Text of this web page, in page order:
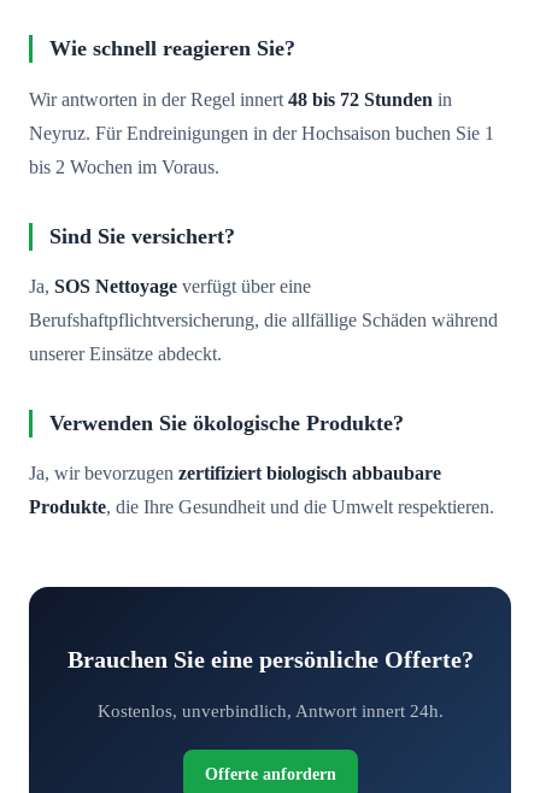
Wie schnell reagieren Sie?
Wir antworten in der Regel innert 48 bis 72 Stunden in
Neyruz. Für Endreinigungen in der Hochsaison buchen Sie 1
bis 2 Wochen im Voraus.
Sind Sie versichert?
Ja, SOS Nettoyage verfügt über eine
Berufshaftpflichtversicherung, die allfällige Schäden während
unserer Einsätze abdeckt.
Verwenden Sie ökologische Produkte?
Ja, wir bevorzugen zertifiziert biologisch abbaubare
Produkte, die Ihre Gesundheit und die Umwelt respektieren.
Brauchen Sie eine persönliche Offerte?
Kostenlos, unverbindlich, Antwort innert 24h.
Offerte anfordern